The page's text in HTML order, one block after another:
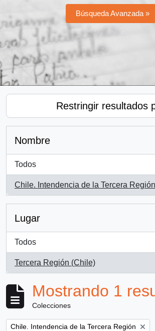
Búsqueda Avanzada »
Restringir resultados
Nombre
Todos
Chile. Intendencia de la Tercera Región
, 1 resultados
Lugar
Todos
Tercera Región (Chile)
, 1 resultados
Mostrando 1
Colecciones
Remove filter:
Chile. Intendencia de la Tercera Región